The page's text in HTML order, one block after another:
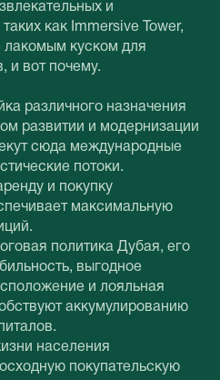
и
как Immersive Tower,
куском для
и вот почему.
различного назначения
развитии и модернизации
сюда международные
потоки.
и покупку
максимальную
политика Дубая, его
выгодное
и лояльная
аккумулированию
населения
покупательскую